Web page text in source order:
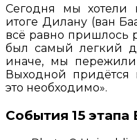
Сегодня мы хотели
итоге Дилану (ван
всё равно пришлось
был самый легкий
иначе, мы пережили
Выходной придётся
это необходимо».
События 15